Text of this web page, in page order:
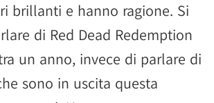
brillanti e hanno ragione. Si
di Red Dead Redemption
un anno, invece di parlare di
sono in uscita questa